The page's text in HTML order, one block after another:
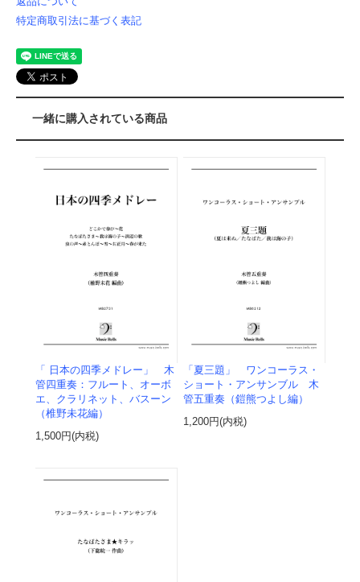
特定商取引法に基づく表記
一緒に購入されている商品
「 日本の四季メドレー」 木
管四重奏：フルート、オーボ
エ、クラリネット、バスーン
（椎野未花編）
1,500円(内税)
「夏三題」 ワンコーラス・
ショート・アンサンブル 木
管五重奏（鎧熊つよし編）
1,200円(内税)